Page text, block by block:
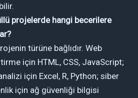
projelerde hangi becerilere
türüne bağlıdır. Web
için HTML, CSS, JavaScript;
için Excel, R, Python; siber
için ağ güvenliği bilgisi